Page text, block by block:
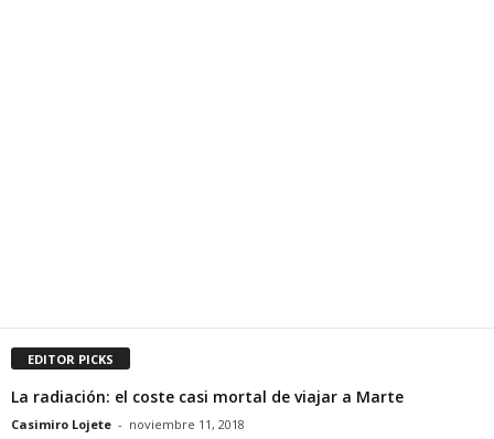
EDITOR PICKS
La radiación: el coste casi mortal de viajar a Marte
Casimiro Lojete - noviembre 11, 2018